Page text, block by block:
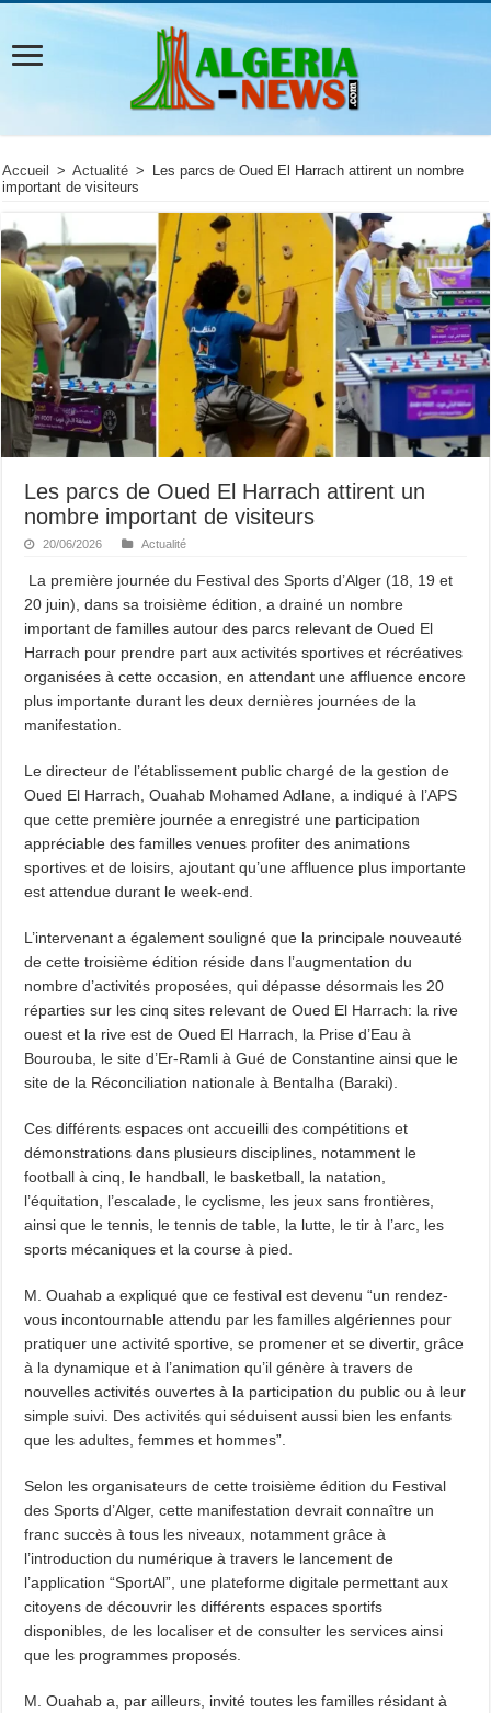
Accueil > Actualité >
Les parcs de Oued El Harrach attirent un nombre
important de visiteurs
Les parcs de Oued El Harrach attirent un
nombre important de visiteurs
20/06/2026 Actualité
La première journée du Festival des Sports d’Alger (18, 19 et
20 juin), dans sa troisième édition, a drainé un nombre
important de familles autour des parcs relevant de Oued El
Harrach pour prendre part aux activités sportives et récréatives
organisées à cette occasion, en attendant une affluence encore
plus importante durant les deux dernières journées de la
manifestation.
Le directeur de l’établissement public chargé de la gestion de
Oued El Harrach, Ouahab Mohamed Adlane, a indiqué à l’APS
que cette première journée a enregistré une participation
appréciable des familles venues profiter des animations
sportives et de loisirs, ajoutant qu’une affluence plus importante
est attendue durant le week-end.
L’intervenant a également souligné que la principale nouveauté
de cette troisième édition réside dans l’augmentation du
nombre d’activités proposées, qui dépasse désormais les 20
réparties sur les cinq sites relevant de Oued El Harrach: la rive
ouest et la rive est de Oued El Harrach, la Prise d’Eau à
Bourouba, le site d’Er-Ramli à Gué de Constantine ainsi que le
site de la Réconciliation nationale à Bentalha (Baraki).
Ces différents espaces ont accueilli des compétitions et
démonstrations dans plusieurs disciplines, notamment le
football à cinq, le handball, le basketball, la natation,
l’équitation, l’escalade, le cyclisme, les jeux sans frontières,
ainsi que le tennis, le tennis de table, la lutte, le tir à l’arc, les
sports mécaniques et la course à pied.
M. Ouahab a expliqué que ce festival est devenu “un rendez-
vous incontournable attendu par les familles algériennes pour
pratiquer une activité sportive, se promener et se divertir, grâce
à la dynamique et à l’animation qu’il génère à travers de
nouvelles activités ouvertes à la participation du public ou à leur
simple suivi. Des activités qui séduisent aussi bien les enfants
que les adultes, femmes et hommes”.
Selon les organisateurs de cette troisième édition du Festival
des Sports d’Alger, cette manifestation devrait connaître un
franc succès à tous les niveaux, notamment grâce à
l’introduction du numérique à travers le lancement de
l’application “SportAl”, une plateforme digitale permettant aux
citoyens de découvrir les différents espaces sportifs
disponibles, de les localiser et de consulter les services ainsi
que les programmes proposés.
M. Ouahab a, par ailleurs, invité toutes les familles résidant à